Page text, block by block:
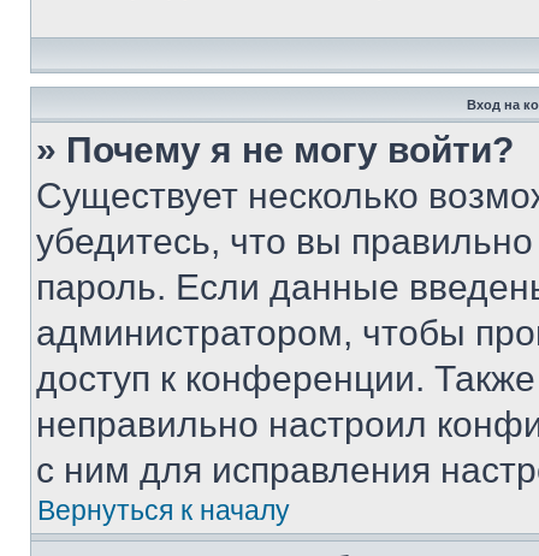
Вход на
» Почему я не могу войти?
Существует несколько
убедитесь, что вы
пароль. Если данные
администратором, чтобы
доступ к конференции.
неправильно настроил
с ним для исправления
Вернуться к началу